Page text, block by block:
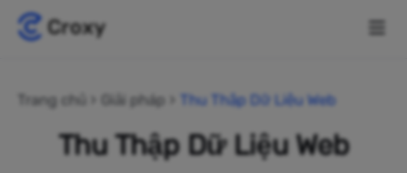
Trang chủ Giải pháp Thu Thập Dữ Liệu Web
Thu Thập Dữ Liệu Web